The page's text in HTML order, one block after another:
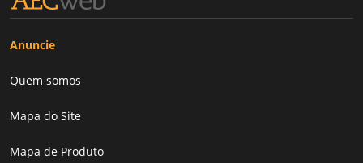
Anuncie
Quem somos
Mapa do Site
Mapa de Produto